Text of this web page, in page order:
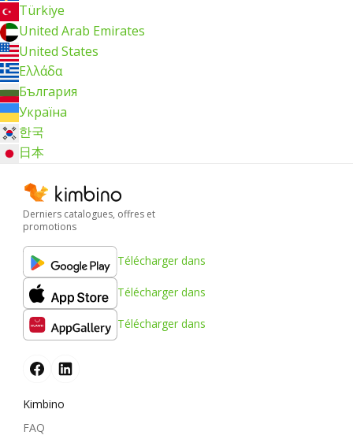
Türkiye
United Arab Emirates
United States
Ελλάδα
България
Україна
한국
日本
Derniers catalogues, offres et
promotions
Télécharger dans
Télécharger dans
Télécharger dans
Kimbino
FAQ